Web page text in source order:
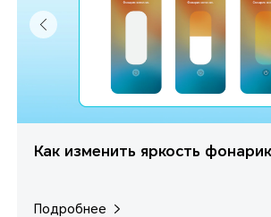
Как изменить яркость
Подробнее